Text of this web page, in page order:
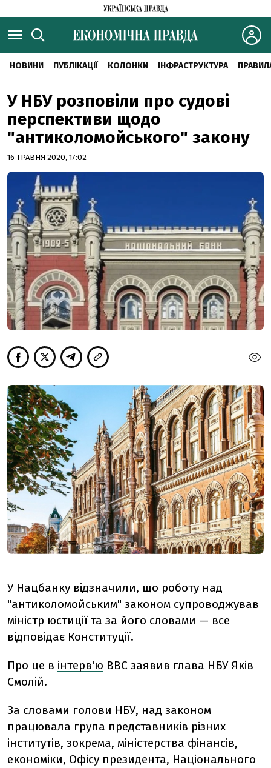
НОВИНИ ПУБЛІКАЦІЇ КОЛОНКИ ІНФРАСТРУКТУРА
У НБУ розповіли про судові
перспективи щодо
"антиколомойського" закону
16 ТРАВНЯ 2020, 17:02
У Нацбанку відзначили, що роботу над
"антиколомойським" законом супроводжував
міністр юстиції та за його словами — все
відповідає Конституції.
Про це в інтерв'ю BBC заявив глава НБУ Яків
Смолій.
За словами голови НБУ, над законом
працювала група представників різних
інститутів, зокрема, міністерства фінансів,
економіки, Офісу президента, Національного